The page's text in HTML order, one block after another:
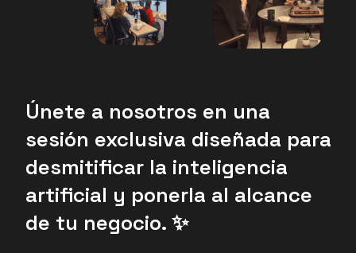
Únete a nosotros en una
sesión exclusiva diseñada para
desmitificar la inteligencia
artificial y ponerla al alcance
de tu negocio. ✨